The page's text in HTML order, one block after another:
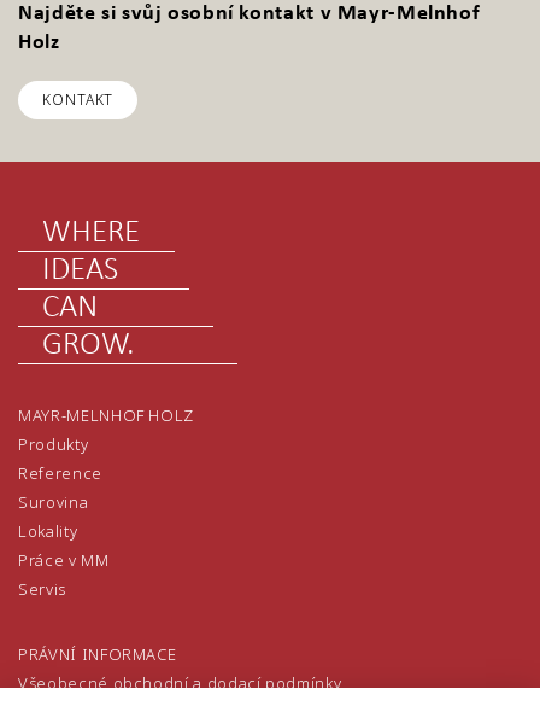
Najděte si svůj osobní kontakt v Mayr-Melnhof
Holz
KONTAKT
WHERE
IDEAS
CAN
GROW.
MAYR-MELNHOF HOLZ
Produkty
Reference
Surovina
Lokality
Práce v MM
Servis
PRÁVNÍ INFORMACE
Všeobecné obchodní a dodací podmínky